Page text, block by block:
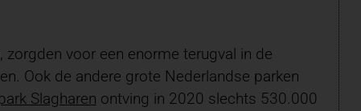
voor een enorme terugval in de
Ook de andere grote Nederlandse parken
Slagharen ontving in 2020 slechts 530.000